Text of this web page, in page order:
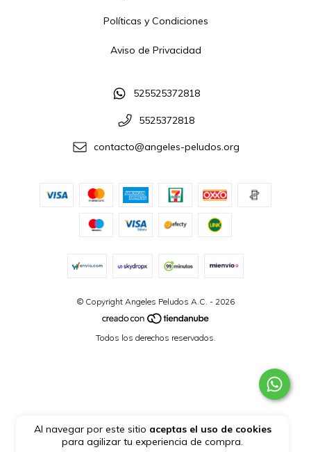
Al navegar por este sitio aceptas el uso de cookies
para agilizar tu experiencia de compra.
Políticas y Condiciones
Aviso de Privacidad
525525372818
5525372818
contacto@angeles-peludos.org
© Copyright Angeles Peludos A.C. - 2026
Todos los derechos reservados.